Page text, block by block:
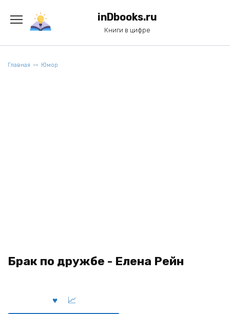
содержанию
inDbooks.ru
Книги в цифре
Главная Юмор
Брак по дружбе - Елена Рейн